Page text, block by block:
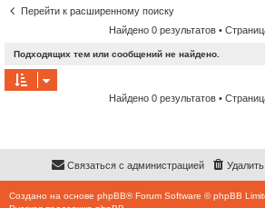
Перейти к расширенному поиску
Найдено 0 результатов •
Подходящих тем или сообщений не найдено.
Найдено 0 результатов •
Связаться с администрацией
Создано на основе phpBB® Forum Software © phpBB